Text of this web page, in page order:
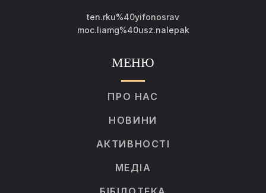
ten.rku%40yifonosrav
moc.liamg%40usz.nalepak
МЕНЮ
ПРО НАС
НОВИНИ
АКТИВНОСТІ
МЕДІА